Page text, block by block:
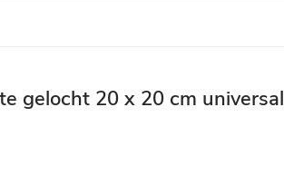
gelocht 20 x 20 cm universal